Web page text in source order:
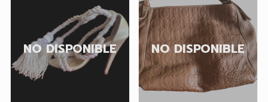
NO DISPONIBLE NO DISPONIBLE